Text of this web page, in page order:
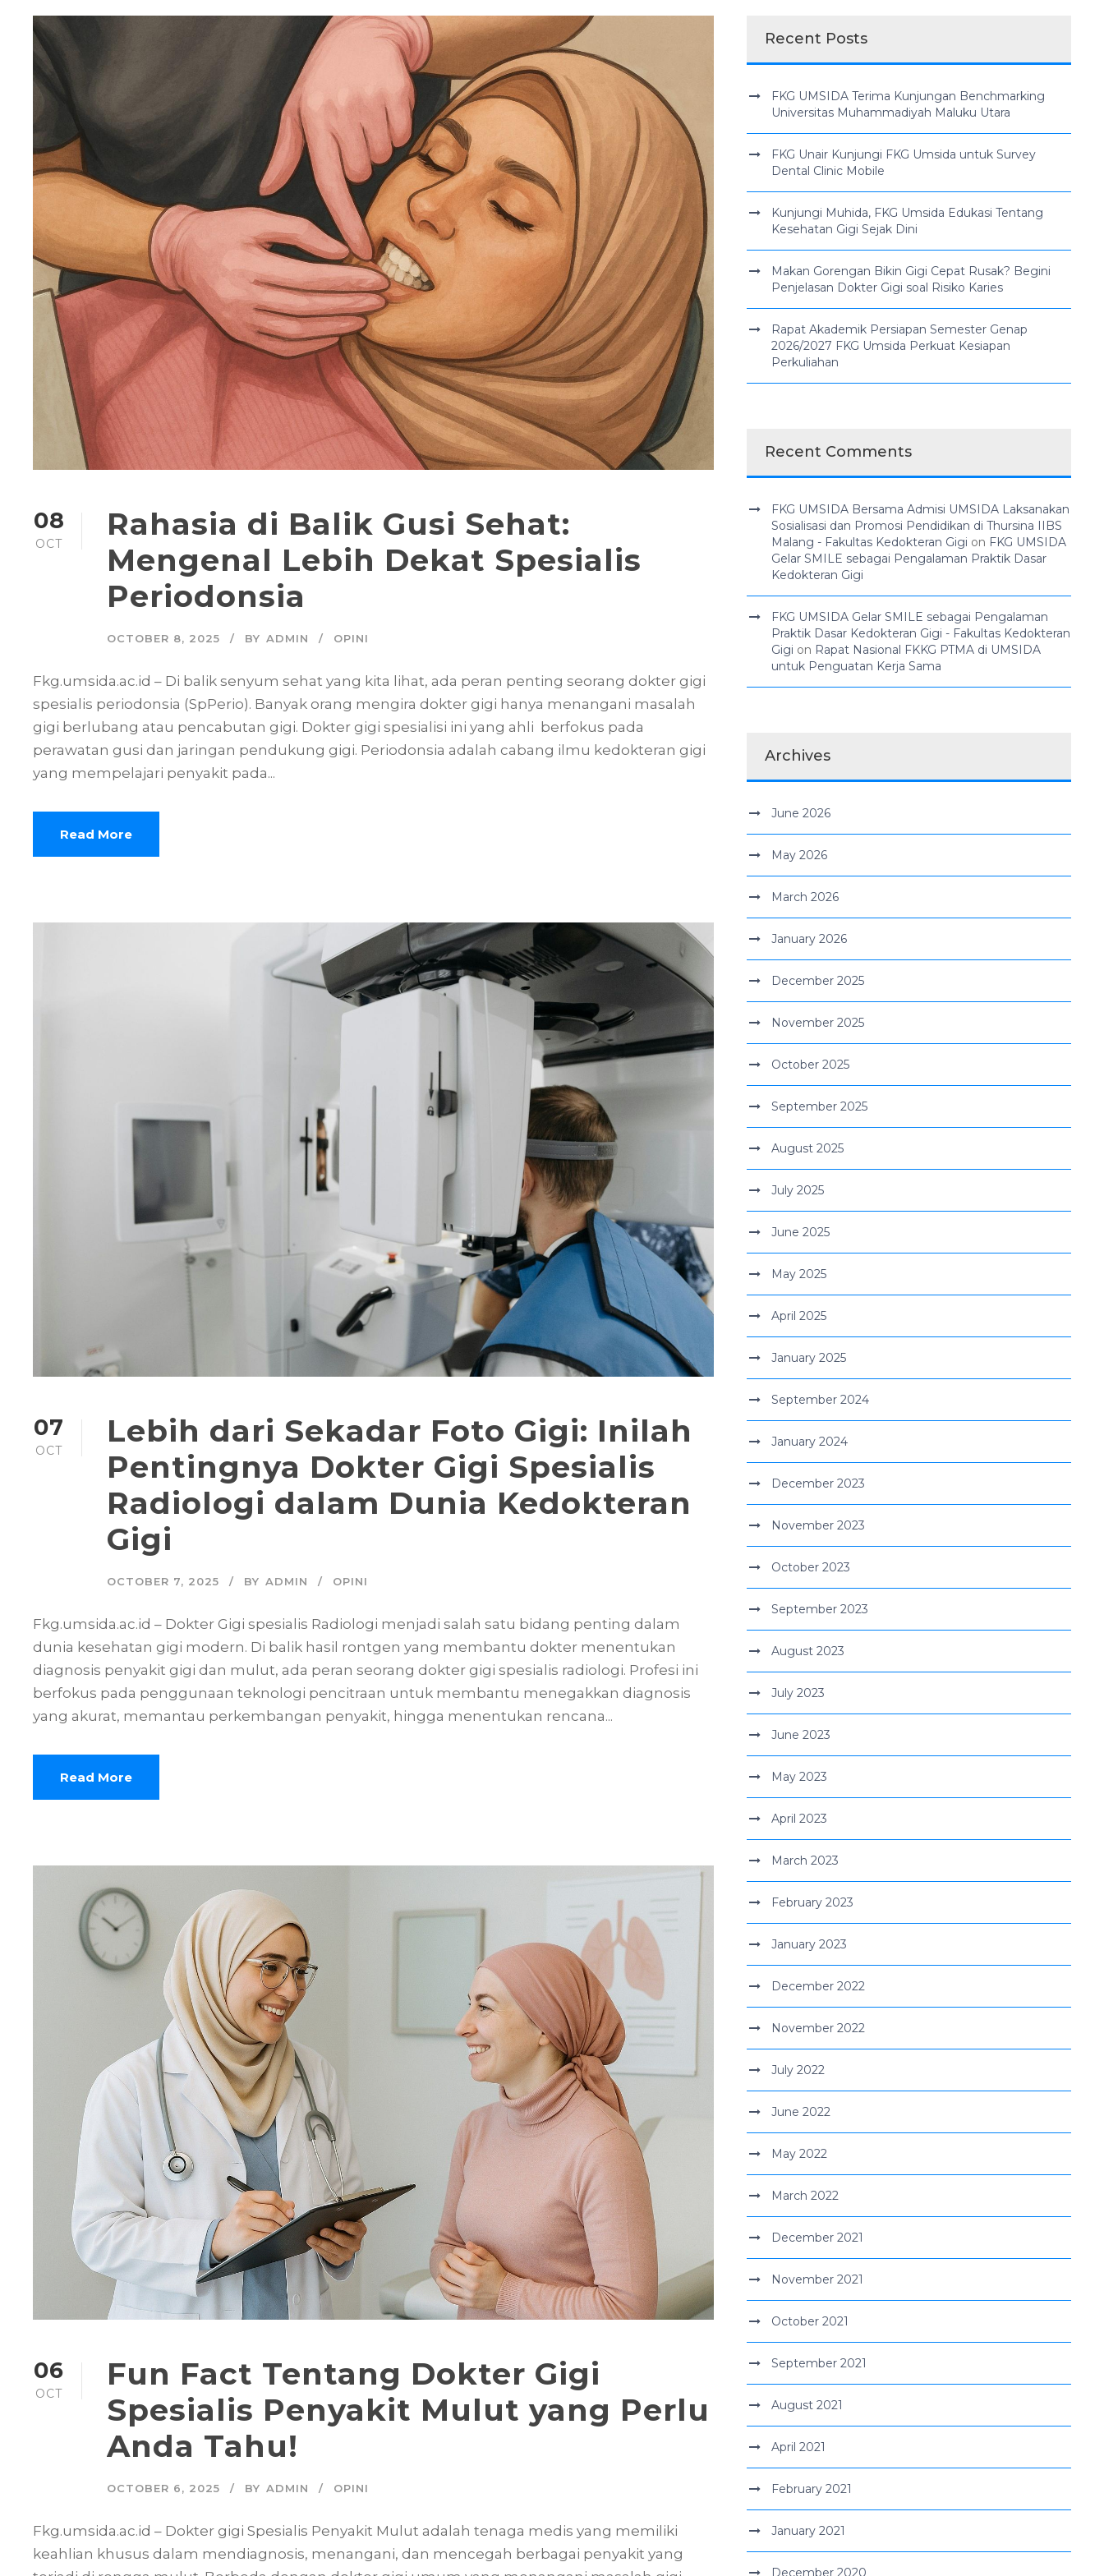
08
OCT
Rahasia di Balik Gusi Sehat:
Mengenal Lebih Dekat Spesialis
Periodonsia
OCTOBER 8, 2025 BY ADMIN OPINI
Fkg.umsida.ac.id – Di balik senyum sehat yang kita lihat, ada peran penting seorang dokter gigi
spesialis periodonsia (SpPerio). Banyak orang mengira dokter gigi hanya menangani masalah
gigi berlubang atau pencabutan gigi. Dokter gigi spesialisi ini yang ahli berfokus pada
perawatan gusi dan jaringan pendukung gigi. Periodonsia adalah cabang ilmu kedokteran gigi
yang mempelajari penyakit pada...
Read More
07
OCT
Lebih dari Sekadar Foto Gigi: Inilah
Pentingnya Dokter Gigi Spesialis
Radiologi dalam Dunia Kedokteran
Gigi
OCTOBER 7, 2025 BY ADMIN OPINI
Fkg.umsida.ac.id – Dokter Gigi spesialis Radiologi menjadi salah satu bidang penting dalam
dunia kesehatan gigi modern. Di balik hasil rontgen yang membantu dokter menentukan
diagnosis penyakit gigi dan mulut, ada peran seorang dokter gigi spesialis radiologi. Profesi ini
berfokus pada penggunaan teknologi pencitraan untuk membantu menegakkan diagnosis
yang akurat, memantau perkembangan penyakit, hingga menentukan rencana...
Read More
06
OCT
Fun Fact Tentang Dokter Gigi
Spesialis Penyakit Mulut yang Perlu
Anda Tahu!
OCTOBER 6, 2025 BY ADMIN OPINI
Fkg.umsida.ac.id – Dokter gigi Spesialis Penyakit Mulut adalah tenaga medis yang memiliki
keahlian khusus dalam mendiagnosis, menangani, dan mencegah berbagai penyakit yang
Recent Posts
FKG UMSIDA Terima Kunjungan Benchmarking
Universitas Muhammadiyah Maluku Utara
FKG Unair Kunjungi FKG Umsida untuk Survey
Dental Clinic Mobile
Kunjungi Muhida, FKG Umsida Edukasi Tentang
Kesehatan Gigi Sejak Dini
Makan Gorengan Bikin Gigi Cepat Rusak? Begini
Penjelasan Dokter Gigi soal Risiko Karies
Rapat Akademik Persiapan Semester Genap
2026/2027 FKG Umsida Perkuat Kesiapan
Perkuliahan
Recent Comments
FKG UMSIDA Bersama Admisi UMSIDA Laksanakan
Sosialisasi dan Promosi Pendidikan di Thursina IIBS
Malang - Fakultas Kedokteran Gigi on FKG UMSIDA
Gelar SMILE sebagai Pengalaman Praktik Dasar
Kedokteran Gigi
FKG UMSIDA Gelar SMILE sebagai Pengalaman
Praktik Dasar Kedokteran Gigi - Fakultas Kedokteran
Gigi on Rapat Nasional FKKG PTMA di UMSIDA
untuk Penguatan Kerja Sama
Archives
June 2026
May 2026
March 2026
January 2026
December 2025
November 2025
October 2025
September 2025
August 2025
July 2025
June 2025
May 2025
April 2025
January 2025
September 2024
January 2024
December 2023
November 2023
October 2023
September 2023
August 2023
July 2023
June 2023
May 2023
April 2023
March 2023
February 2023
January 2023
December 2022
November 2022
July 2022
June 2022
May 2022
March 2022
December 2021
November 2021
October 2021
September 2021
August 2021
April 2021
February 2021
January 2021
December 2020